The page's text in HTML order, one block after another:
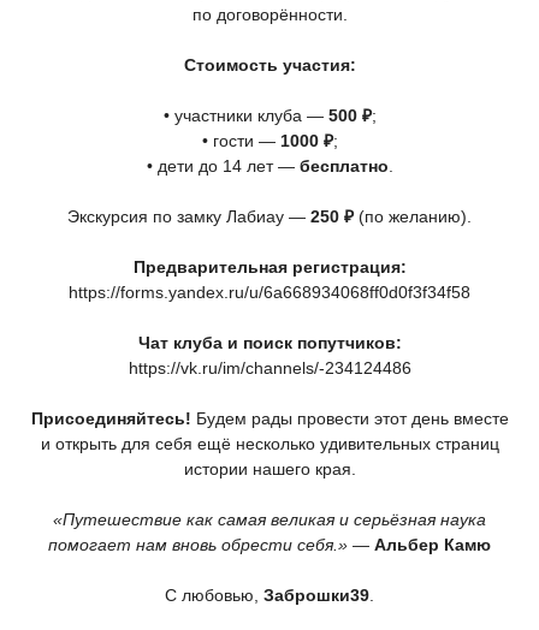
по договорённости.
Стоимость участия:
• участники клуба — 500 ₽;
• гости — 1000 ₽;
• дети до 14 лет — бесплатно
Экскурсия по замку Лабиау — 250 ₽ (по желанию).
Предварительная регистрация:
https://forms.yandex.ru/u/6a668934068ff0d0f3f34f58
Чат клуба и поиск попутчиков:
https://vk.ru/im/channels/-234124486
Присоединяйтесь! Будем рады провести этот день вместе
и открыть для себя ещё несколько удивительных страниц
истории нашего края.
«Путешествие как самая великая и серьёзная наука
помогает нам вновь обрести себя.» — Альбер Камю
С любовью, Заброшки39